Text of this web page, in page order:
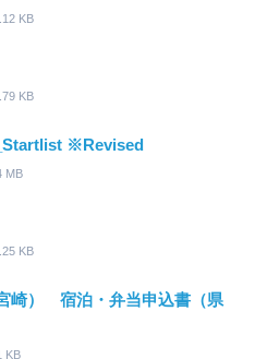
KB
KB
※Revised
MB
KB
崎） 宿泊・弁当申込書（県
KB